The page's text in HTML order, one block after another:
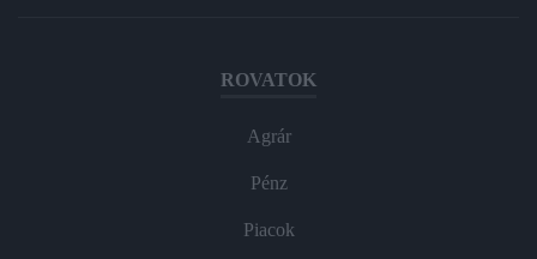
ROVATOK
Agrár
Pénz
Piacok